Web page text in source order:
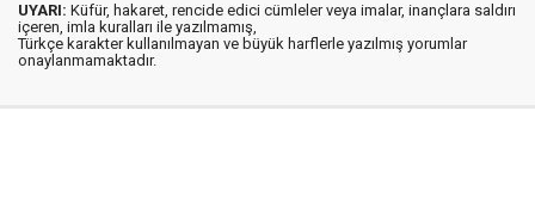
UYARI: Küfür, hakaret, rencide edici cümleler veya imalar, inançlara saldırı
içeren, imla kuralları ile yazılmamış,
Türkçe karakter kullanılmayan ve büyük harflerle yazılmış yorumlar
onaylanmamaktadır.